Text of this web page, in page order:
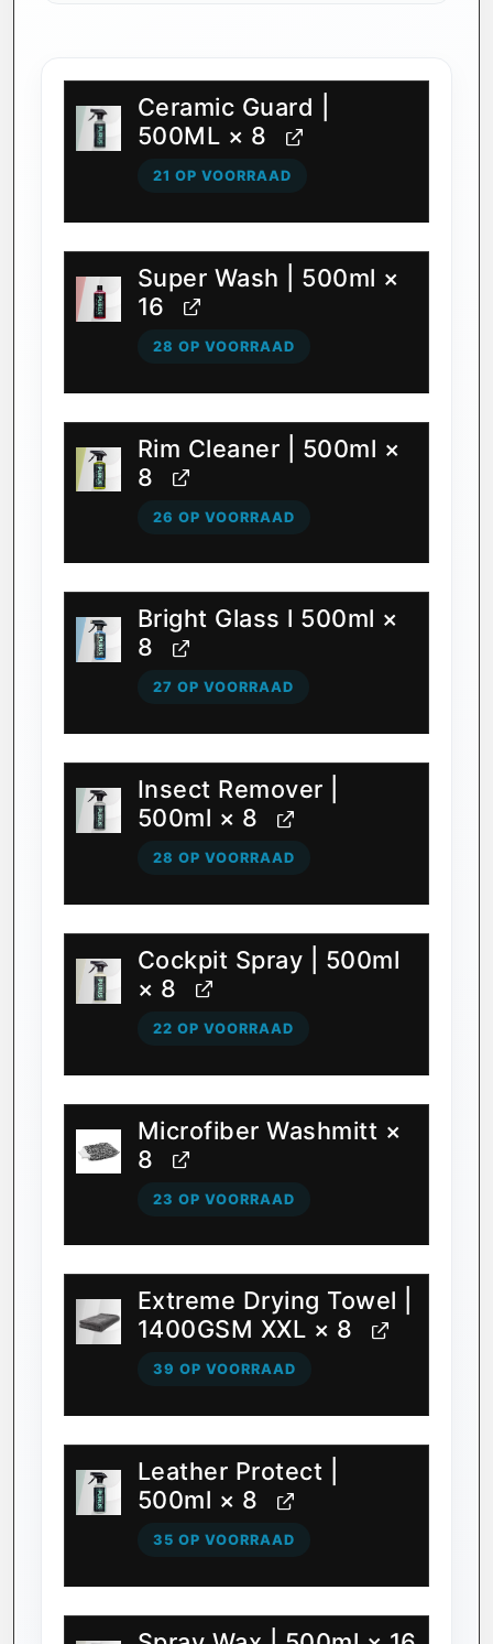
Ceramic Guard |
500ML × 8
21 OP VOORRAAD
Super Wash | 500ml ×
16
28 OP VOORRAAD
Rim Cleaner | 500ml ×
8
26 OP VOORRAAD
Bright Glass l 500ml ×
8
27 OP VOORRAAD
Insect Remover |
500ml × 8
28 OP VOORRAAD
Cockpit Spray | 500ml
× 8
22 OP VOORRAAD
Microfiber Washmitt ×
8
23 OP VOORRAAD
Extreme Drying Towel |
1400GSM XXL × 8
39 OP VOORRAAD
Leather Protect |
500ml × 8
35 OP VOORRAAD